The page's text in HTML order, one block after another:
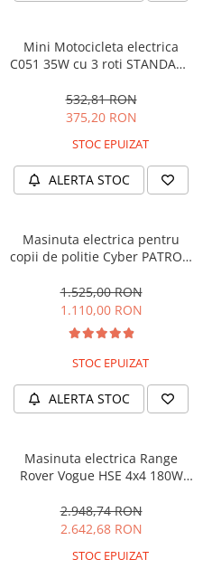
Mini Motocicleta electrica
C051 35W cu 3 roti STANDARD
532,81 RON
375,20 RON
STOC EPUIZAT
ALERTA STOC
Masinuta electrica pentru
copii de politie Cyber PATROL,
90W, 12V, Black & White
1.525,00 RON
1.110,00 RON
STOC EPUIZAT
ALERTA STOC
Masinuta electrica Range
Rover Vogue HSE 4x4 180W
2.948,74 RON
2.642,68 RON
STOC EPUIZAT